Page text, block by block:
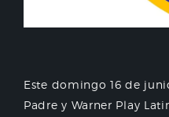
Este domingo 16 de
Padre y Warner Play